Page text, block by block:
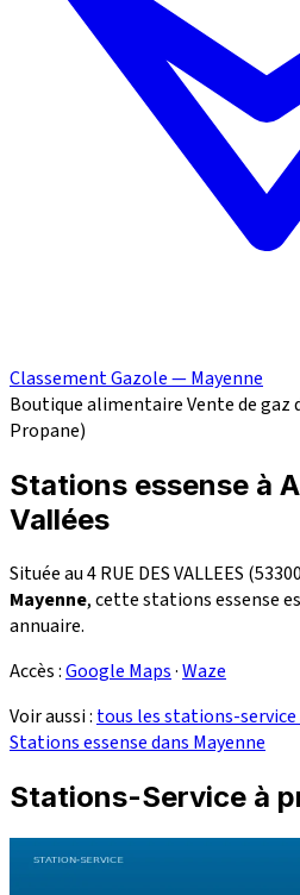
Classement Gazole — Mayenne
Boutique alimentaireVente de gaz
Propane)
Stations essense à
Vallées
Située au 4 RUE DES VALLEES
Mayenne, cette stations essense
annuaire.
Accès :Google Maps·Waze
Voir aussi : tous les stations-
Stations essense dans Mayenne
Stations-Service à